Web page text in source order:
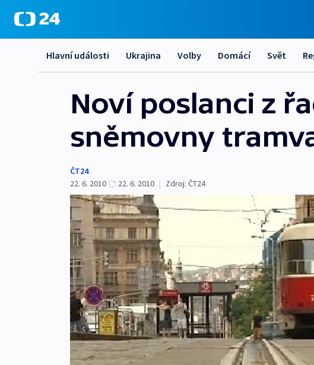
Hlavní události Ukrajina Volby Domácí Svět
Noví poslanci z
sněmovny
ČT24
22. 6. 2010
22. 6. 2010 | Zdroj: ČT24